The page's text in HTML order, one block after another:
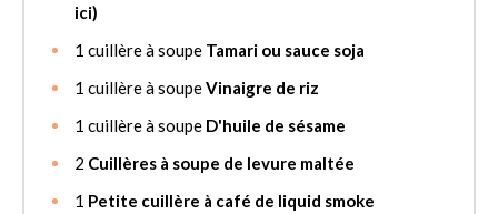
ici)
1 cuillère à soupe Tamari ou sauce soja
1 cuillère à soupeVinaigre de riz
1 cuillère à soupe D'huile de sésame
2 Cuillères à soupe de levure maltée
1 Petite cuillère à café de liquid smoke